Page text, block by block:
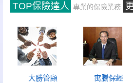
TOP保險達人 專業的保險業務
大勝管顧 寓騰保經